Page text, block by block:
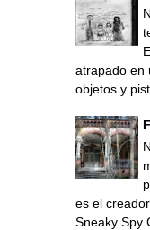
atrapado en
objetos y
es el
Sneaky Spy